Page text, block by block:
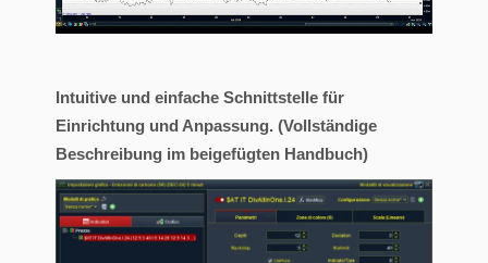
Intuitive und einfache Schnittstelle für
Einrichtung und Anpassung. (Vollständige
Beschreibung im beigefügten Handbuch)